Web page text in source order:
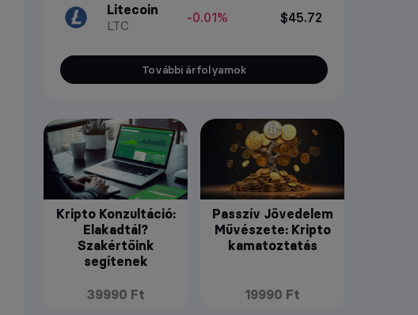
Litecoin
LTC
-0.01% $45.72
További árfolyamok
Kripto Konzultáció:
Elakadtál?
Szakértőink
segítenek
39990 Ft
Passzív Jövedelem
Művészete: Kripto
kamatoztatás
19990 Ft